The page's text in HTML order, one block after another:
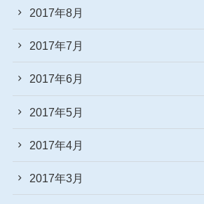
2017年8月
2017年7月
2017年6月
2017年5月
2017年4月
2017年3月